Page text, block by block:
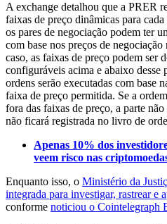
A exchange detalhou que a PRER
faixas de preço dinâmicas para
os pares de negociação podem ter
com base nos preços de
caso, as faixas de preço podem ser
configuráveis acima e abaixo desse
ordens serão executadas com base
faixa de preço permitida. Se a
fora das faixas de preço, a parte
não ficará registrada no livro de
Apenas 10% dos
veem risco nas
Enquanto isso, o Ministério da
integrada para investigar, rastrear e
conforme noticiou o Cointelegraph